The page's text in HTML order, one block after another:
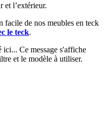
et l’extérieur.
facile de nos meubles en teck
le teck.
Ce message s'affiche
et le modèle à utiliser.